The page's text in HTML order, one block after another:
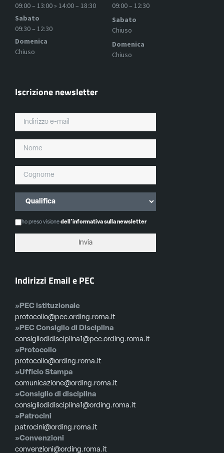
09:00 – 13:00 » 14:00 – 18:30
Sabato
09:30 – 12:30
Domenica
Chiuso
09:00 – 12:30
Sabato
Chiuso
Domenica
Chiuso
Iscrizione newsletter
ho preso visionedell'informativa sulla newsletter
Indirizzi Email e PEC
»PEC istituzionale
protocollo@pec.ording.roma.it
»PEC Consiglio di Disciplina
consigliodidisciplina1@pec.ording.roma.it
»Protocollo
protocollo@ording.roma.it
»Ufficio Stampa
comunicazione@ording.roma.it
»Consiglio di disciplina
consigliodidisciplina1@ording.roma.it
»Patrocini
patrocini@ording.roma.it
»Convenzioni
convenzioni@ording.roma.it